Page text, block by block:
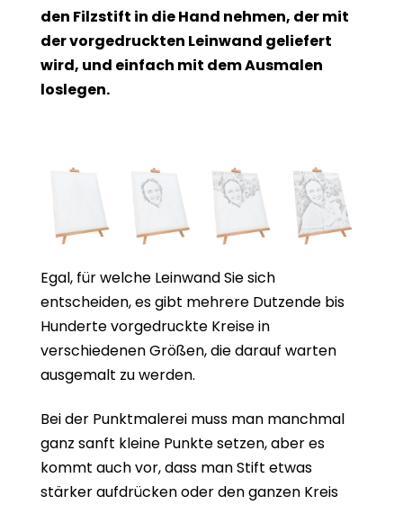
den Filzstift in die Hand nehmen, der mit
der vorgedruckten Leinwand geliefert
wird, und einfach mit dem Ausmalen
loslegen.
Egal, für welche Leinwand Sie sich
entscheiden, es gibt mehrere Dutzende bis
Hunderte vorgedruckte Kreise in
verschiedenen Größen, die darauf warten
ausgemalt zu werden.
Bei der Punktmalerei muss man manchmal
ganz sanft kleine Punkte setzen, aber es
kommt auch vor, dass man Stift etwas
stärker aufdrücken oder den ganzen Kreis